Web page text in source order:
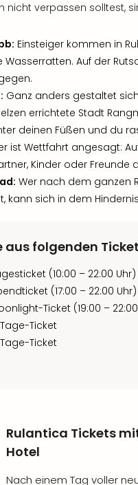
nicht verpassen solltest,
Einsteiger kommen in
Wasserratten. Auf der
Ganz anders gestaltet
errichtete Stadt
deinen Füßen und du
ist Wettfahrt angesagt:
Kinder oder
Wer nach dem ganzen
kann sich in dem
aus folgenden
(10:00 – 22:00 Uhr)
(17:00 – 22:00 Uhr)
Ticket (19:00 –
Ticket
Ticket
Rulantica Tickets
Hotel
Nach einem Tag voller